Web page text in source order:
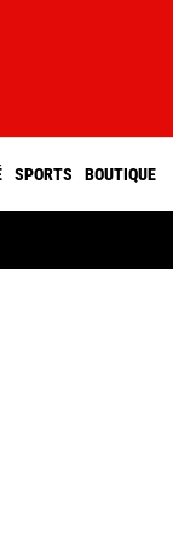
SPORTS BOUTIQUE